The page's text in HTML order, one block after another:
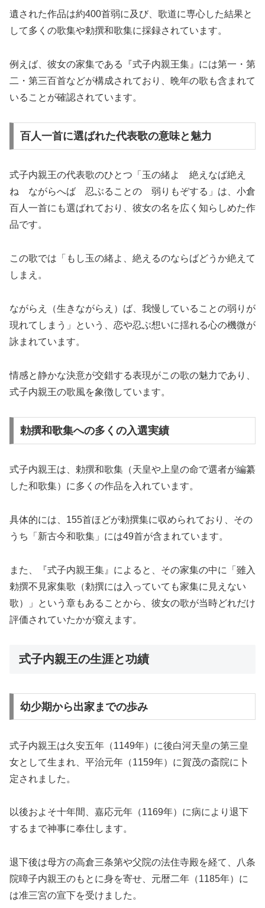
遺された作品は約400首弱に及び、歌道に専心した結果と
して多くの歌集や勅撰和歌集に採録されています。
例えば、彼女の家集である『式子内親王集』には第一・第
二・第三百首などが構成されており、晩年の歌も含まれて
いることが確認されています。
百人一首に選ばれた代表歌の意味と魅力
式子内親王の代表歌のひとつ「玉の緒よ 絶えなば絶え
ね ながらへば 忍ぶることの 弱りもぞする」は、小倉
百人一首にも選ばれており、彼女の名を広く知らしめた作
品です。
この歌では「もし玉の緒よ、絶えるのならばどうか絶えて
しまえ。
ながらえ（生きながらえ）ば、我慢していることの弱りが
現れてしまう」という、恋や忍ぶ想いに揺れる心の機微が
詠まれています。
情感と静かな決意が交錯する表現がこの歌の魅力であり、
式子内親王の歌風を象徴しています。
勅撰和歌集への多くの入選実績
式子内親王は、勅撰和歌集（天皇や上皇の命で選者が編纂
した和歌集）に多くの作品を入れています。
具体的には、155首ほどが勅撰集に収められており、その
うち「新古今和歌集」には49首が含まれています。
また、『式子内親王集』によると、その家集の中に「雖入
勅撰不見家集歌（勅撰には入っていても家集に見えない
歌）」という章もあることから、彼女の歌が当時どれだけ
評価されていたかが窺えます。
式子内親王の生涯と功績
幼少期から出家までの歩み
式子内親王は久安五年（1149年）に後白河天皇の第三皇
女として生まれ、平治元年（1159年）に賀茂の斎院に卜
定されました。
以後およそ十年間、嘉応元年（1169年）に病により退下
するまで神事に奉仕します。
退下後は母方の高倉三条第や父院の法住寺殿を経て、八条
院暲子内親王のもとに身を寄せ、元暦二年（1185年）に
は准三宮の宣下を受けました。